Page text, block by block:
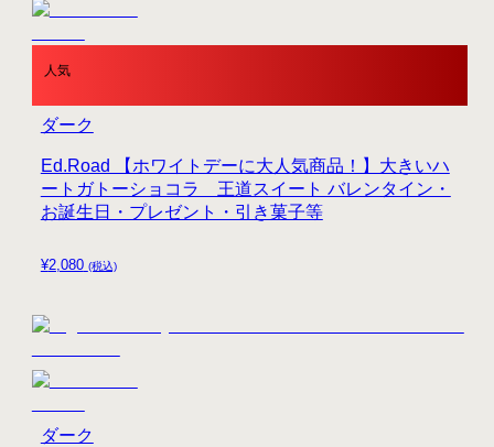
人気
¥2,080 (税込)
Ed.Road 【ホワイトデーに大人気商品！】大きいハ
ートガトーショコラ 王道スイート バレンタイン・
お誕生日・プレゼント・引き菓子等
ダーク
ダーク